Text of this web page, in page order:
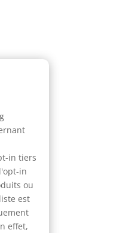
in tiers
in
ou
est
effet,